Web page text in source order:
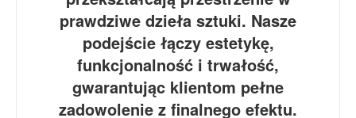
prawdziwe dzieła sztuki. Nasze
podejście łączy estetykę,
funkcjonalność i trwałość,
gwarantując klientom pełne
zadowolenie z finalnego efektu.